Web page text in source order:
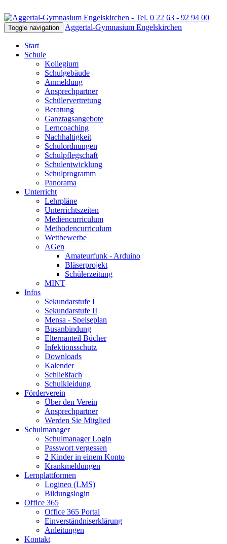
Toggle navigation Aggertal-Gymnasium Engelskirchen
Start
Schule
Kollegium
Schulgebäude
Anmeldung
Ansprechpartner
Schülervertretung
Beratung
Ganztagsangebote
Lerncoaching
Nachhaltigkeit
Schulordnungen
Schulpflegschaft
Schulentwicklung
Schulprogramm
Panorama
Unterricht
Lehrpläne
Unterrichtszeiten
Mediencurriculum
Methodencurriculum
Wettbewerbe
AGen
Amateurfunk - Arduino
Bläserprojekt
Schülerzeitung
MINT
Infos
Sekundarstufe I
Sekundarstufe II
Mensa - Speiseplan
Busanbindung
Elternanteil Bücher
Infektionsschutz
Downloads
Kalender
Schließfach
Schulkleidung
Förderverein
Über den Verein
Ansprechpartner
Werden Sie Mitglied
Schulmanager
Schulmanager Login
Passwort vergessen
2 Kinder in einem Konto
Krankmeldungen
Lernplattformen
Logineo (LMS)
Bildungslogin
Office 365
Office 365 Portal
Einverständniserklärung
Anleitungen
Kontakt